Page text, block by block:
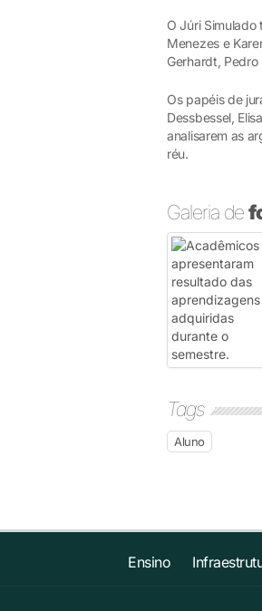
O Júri
Menezes e
Gerhardt,
Os papéis de
Dessbessel,
analisarem as
réu.
Galeria de
Tags
Aluno
Ensino